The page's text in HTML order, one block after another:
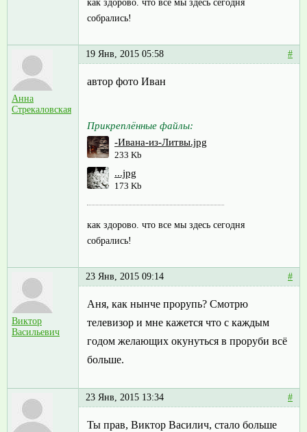
как здорово. что все мы здесь сегодня
собрались!
Анна
Стрекаловская
19 Янв, 2015 05:58 #
автор фото Иван
Прикреплённые файлы:
-Ивана-из-Литвы.jpg
233 Kb
...jpg
173 Kb
как здорово. что все мы здесь сегодня
собрались!
Виктор
Васильевич
23 Янв, 2015 09:14 #
Аня, как нынче прорупь? Смотрю
телевизор и мне кажется что с каждым
годом желающих окунуться в проруби всё
больше.
23 Янв, 2015 13:34 #
Ты прав, Виктор Василич, стало больше